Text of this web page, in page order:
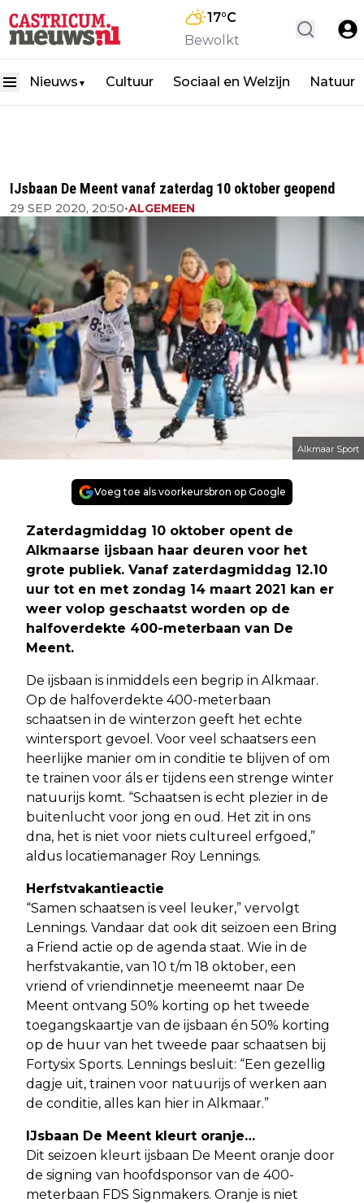
17°C
Bewolkt
Nieuws ▼ Cultuur Sociaal en Welzijn Natuur
IJsbaan De Meent vanaf zaterdag 10 oktober geopend
29 SEP 2020, 20:50•ALGEMEEN
Alkmaar Sport
Voeg toe als voorkeursbron op Google
Zaterdagmiddag 10 oktober opent de
Alkmaarse ijsbaan haar deuren voor het
grote publiek. Vanaf zaterdagmiddag 12.10
uur tot en met zondag 14 maart 2021 kan er
weer volop geschaatst worden op de
halfoverdekte 400-meterbaan van De
Meent.
De ijsbaan is inmiddels een begrip in Alkmaar.
Op de halfoverdekte 400-meterbaan
schaatsen in de winterzon geeft het echte
wintersport gevoel. Voor veel schaatsers een
heerlijke manier om in conditie te blijven of om
te trainen voor áls er tijdens een strenge winter
natuurijs komt. “Schaatsen is echt plezier in de
buitenlucht voor jong en oud. Het zit in ons
dna, het is niet voor niets cultureel erfgoed,”
aldus locatiemanager Roy Lennings.
Herfstvakantieactie
“Samen schaatsen is veel leuker,” vervolgt
Lennings. Vandaar dat ook dit seizoen een Bring
a Friend actie op de agenda staat. Wie in de
herfstvakantie, van 10 t/m 18 oktober, een
vriend of vriendinnetje meeneemt naar De
Meent ontvang 50% korting op het tweede
toegangskaartje van de ijsbaan én 50% korting
op de huur van het tweede paar schaatsen bij
Fortysix Sports. Lennings besluit: “Een gezellig
dagje uit, trainen voor natuurijs of werken aan
de conditie, alles kan hier in Alkmaar.”
IJsbaan De Meent kleurt oranje…
Dit seizoen kleurt ijsbaan De Meent oranje door
de signing van hoofdsponsor van de 400-
meterbaan FDS Signmakers. Oranje is niet